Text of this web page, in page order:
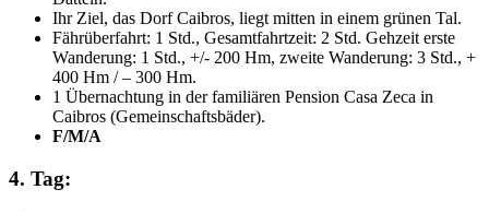
Ihr Ziel, das Dorf Caibros, liegt mitten in einem grünen Tal.
Fährüberfahrt: 1 Std., Gesamtfahrtzeit: 2 Std. Gehzeit erste
Wanderung: 1 Std., +/- 200 Hm, zweite Wanderung: 3 Std., +
400 Hm / – 300 Hm.
1 Übernachtung in der familiären Pension Casa Zeca in
Caibros (Gemeinschaftsbäder).
F/M/A
4. Tag: